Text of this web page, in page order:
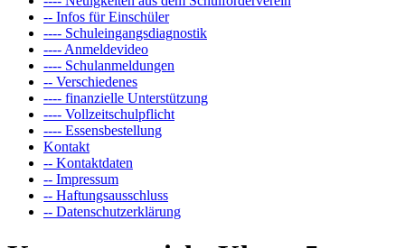
-- Infos für Einschüler
---- Schuleingangsdiagnostik
---- Anmeldevideo
---- Schulanmeldungen
-- Verschiedenes
---- finanzielle Unterstützung
---- Vollzeitschulpflicht
---- Essensbestellung
Kontakt
-- Kontaktdaten
-- Impressum
-- Haftungsausschluss
-- Datenschutzerklärung